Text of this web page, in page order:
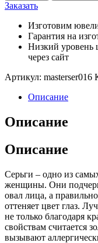
Заказать
Изготовим
Гарантия на
Низкий уровень
через сайт
Артикул: masterser016
Описание
Описание
Описание
Серьги – одно из
женщины. Они
овал лица, а
оттеняет цвет глаз.
не только благодаря
свойствам считается
вызывают